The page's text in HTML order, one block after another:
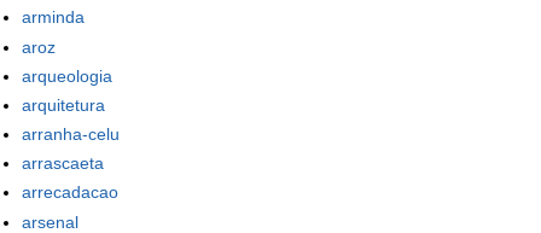
arminda
aroz
arqueologia
arquitetura
arranha-celu
arrascaeta
arrecadacao
arsenal